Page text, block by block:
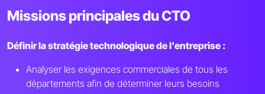
Missions principales du CTO
Définir la stratégie technologique de l'entreprise :
Analyser les exigences commerciales de tous les
départements afin de déterminer leurs besoins